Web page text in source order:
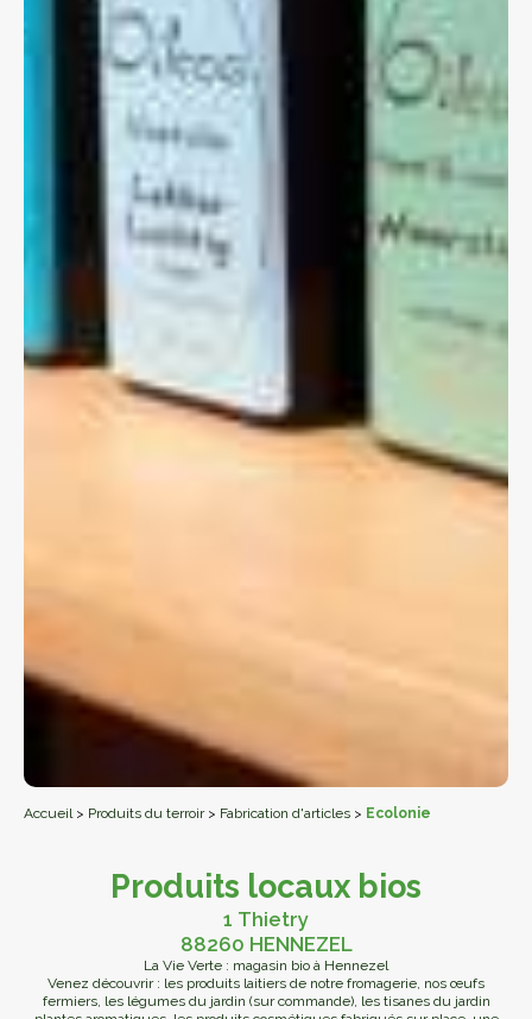
Accueil> Produits du terroir> Fabrication d'articles > Ecolonie
Produits locaux bios
1 Thietry
88260 HENNEZEL
La Vie Verte : magasin bio à Hennezel
Venez découvrir : les produits laitiers de notre fromagerie, nos œufs
fermiers, les légumes du jardin (sur commande), les tisanes du jardin